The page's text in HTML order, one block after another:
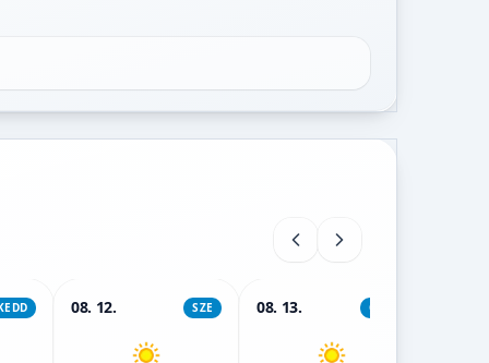
08. 12. SZE 08. 13. CSÜT